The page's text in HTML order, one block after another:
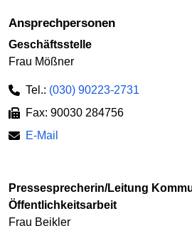
Ansprechpersonen
Geschäftsstelle
Frau Mößner
Tel.: (030) 90223-2731
Fax: 90030 284756
E-Mail
Pressesprecherin/Leitung
Öffentlichkeitsarbeit
Frau Beikler